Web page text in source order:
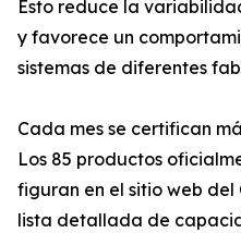
Esto reduce la
y favorece un
sistemas de diferentes
Cada mes se certifican
Los 85 productos
figuran en el sitio web del
lista detallada de